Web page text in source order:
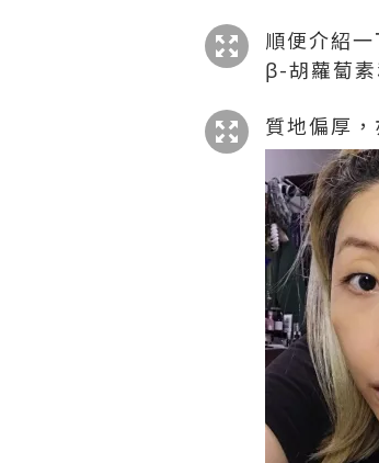
順便介紹
β-胡蘿蔔
質地偏厚